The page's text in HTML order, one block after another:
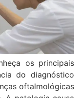
os principais
do diagnóstico
oftalmológicas